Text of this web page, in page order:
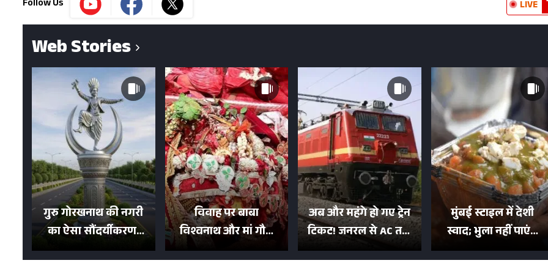
Follow Us LIVE
Web Stories
गुरु गोरखनाथ की नगरी
का ऐसा सौंदर्यीकरण!
मन मोह लेंगी शहर की
विवाह पर बाबा
विश्वनाथ और मां गौरा
को 6 लाख रुपये का
अब और महंगे हो गए ट्रेन
टिकट! जनरल से AC तक
का बढ़ा किराया; दिल्ली
मुंबई स्टाइल में देशी
स्वाद; भुला नहीं पाएंगे
मुल्तानी छोले-पाव का